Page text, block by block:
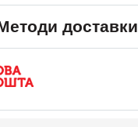
доставки